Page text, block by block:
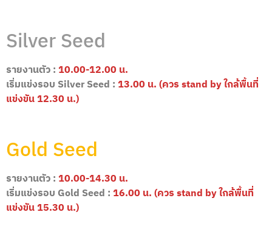
Silver Seed
รายงานตัว :10.00-12.00 น.
เริ่มแข่งรอบ Silver Seed :13.00 น. (ควร stand by ใกล้พื้นที่
แข่งขัน 12.30 น.)
Gold Seed
รายงานตัว :10.00-14.30 น.
เริ่มแข่งรอบ Gold Seed :16.00 น. (ควร stand by ใกล้พื้นที่
แข่งขัน 15.30 น.)